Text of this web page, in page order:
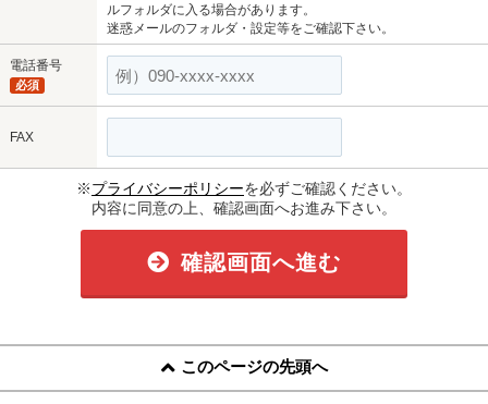
ルフォルダに入る場合があります。
迷惑メールのフォルダ・設定等をご確認下さい。
電話番号
必須
FAX
※プライバシーポリシーを必ずご確認ください。
内容に同意の上、確認画面へお進み下さい。
確認画面へ進む
このページの先頭へ